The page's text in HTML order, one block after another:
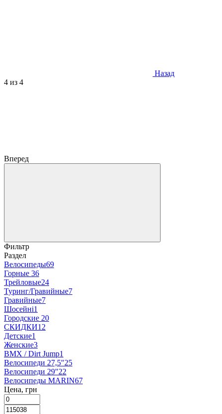
Назад
4 из 4
Вперед
Фильтр
Раздел
Велосипеды69
Горные 36
Трейловые24
Туринг/Гравийные7
Гравийные7
Шосейні1
Городские 20
СКИДКИ12
Детские1
Женские3
BMX / Dirt Jump1
Велосипеди 27,5"25
Велосипеди 29"22
Велосипеды MARIN67
Цена, грн